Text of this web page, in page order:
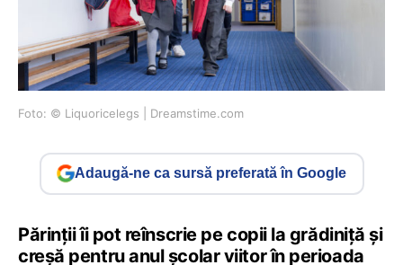
Foto: © Liquoricelegs | Dreamstime.com
Adaugă-ne ca sursă preferată în Google
Părinții îi pot reînscrie pe copii la grădiniță și
creșă pentru anul școlar viitor în perioada